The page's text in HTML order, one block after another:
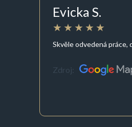
Evicka S.
Skvěle odvedená práce,
Zdroj: